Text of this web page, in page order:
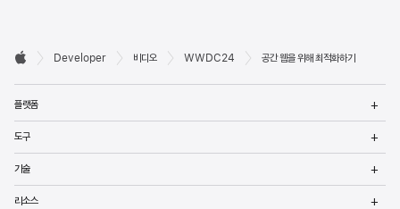
Developer
바닥글

Developer 비디오 WWDC24 공간 웹을 위해 최적화하기
플랫폼
도구
기술
리소스